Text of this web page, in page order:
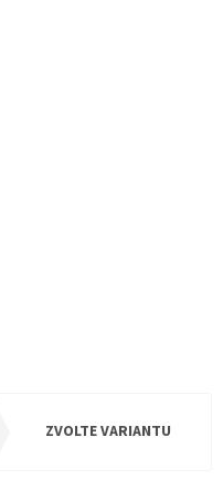
ZVOLTE VARIANTU